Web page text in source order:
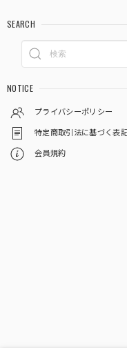
SEARCH
NOTICE
プライバシーポリシー
特定商取引法に基づく表
会員規約